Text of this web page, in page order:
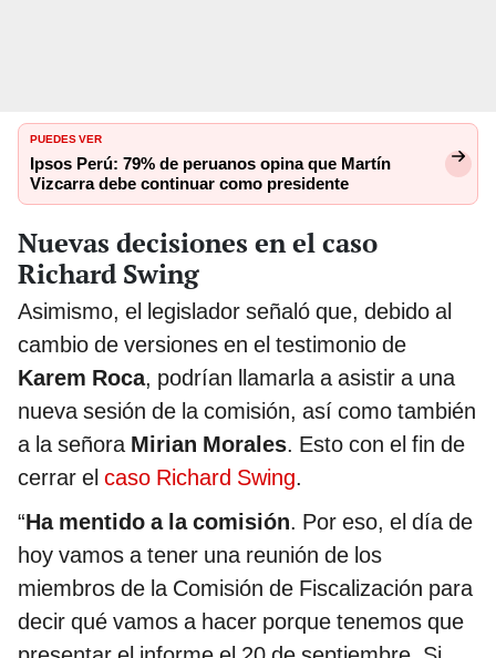
PUEDES VER
Ipsos Perú: 79% de peruanos opina que Martín
Vizcarra debe continuar como presidente
Nuevas decisiones en el caso
Richard Swing
Asimismo, el legislador señaló que, debido al
cambio de versiones en el testimonio de
Karem Roca, podrían llamarla a asistir a una
nueva sesión de la comisión, así como también
a la señora Mirian Morales. Esto con el fin de
cerrar el caso Richard Swing.
“Ha mentido a la comisión. Por eso, el día de
hoy vamos a tener una reunión de los
miembros de la Comisión de Fiscalización para
decir qué vamos a hacer porque tenemos que